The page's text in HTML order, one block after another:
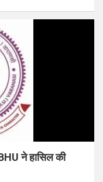
ने हासिल की